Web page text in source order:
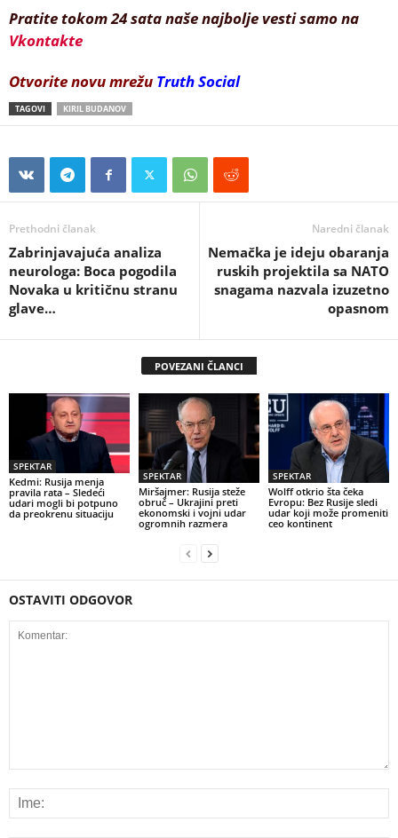
Pratite tokom 24 sata naše najbolje vesti samo na
Vkontakte
Otvorite novu mrežu Truth Social
TAGOVI KIRIL BUDANOV
Prethodni članak
Zabrinjavajuća analiza
neurologa: Boca pogodila
Novaka u kritičnu stranu
glave…
Naredni članak
Nemačka je ideju obaranja
ruskih projektila sa NATO
snagama nazvala izuzetno
opasnom
POVEZANI ČLANCI
SPEKTAR
Kedmi: Rusija menja
pravila rata – Sledeći
udari mogli bi potpuno
da preokrenu situaciju
SPEKTAR
Miršajmer: Rusija steže
obruč – Ukrajini preti
ekonomski i vojni udar
ogromnih razmera
SPEKTAR
Wolff otkrio šta čeka
Evropu: Bez Rusije sledi
udar koji može promeniti
ceo kontinent
OSTAVITI ODGOVOR